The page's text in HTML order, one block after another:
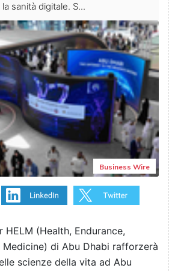
sanità digitale. S...
Business Wire
HELM (Health, Endurance,
Medicine) di Abu Dhabi rafforzerà
scienze della vita ad Abu